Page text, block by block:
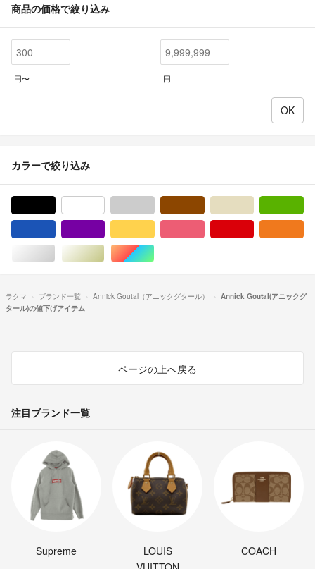
商品の価格で絞り込み
円〜 円
カラーで絞り込み
シルバー/銀色系ゴールド/金色系マルチカラー
ラクマ ブランド一覧 Annick Goutal（アニックグタール）
Annick Goutal(アニックグ
タール)の値下げアイテム
ページの上へ戻る
注目ブランド一覧
Supreme
LOUIS
COACH